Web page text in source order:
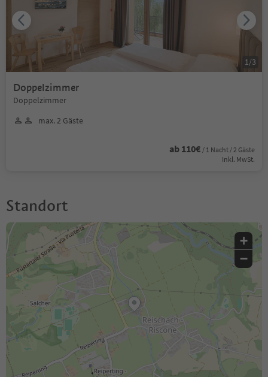
Doppelzimmer
Doppelzimmer
max. 2 Gäste
ab 110€ / 1 Nacht / 2 Gäste
Inkl. MwSt.
1 /3
Standort
+
−